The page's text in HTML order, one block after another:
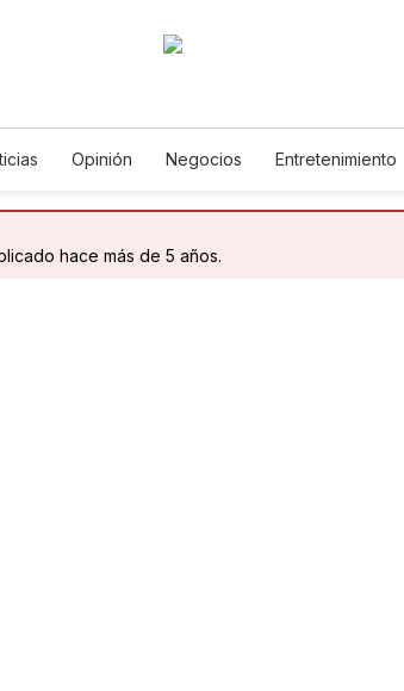
Opinión Negocios Entretenimiento
hace más de 5 años.